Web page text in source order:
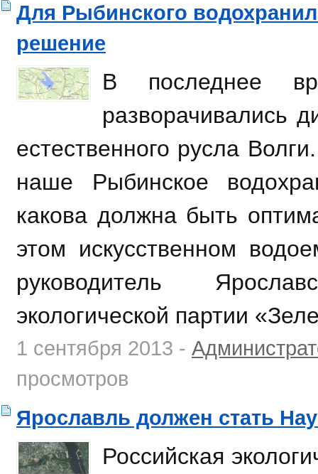
Для Рыбинского
решение
В последнее
разворачивались
естественного русла
наше Рыбинское
какова должна быть
этом искусственном
руководитель
экологической партии
1 сентября 2013 -
просмотров
Ярославль должен стать
Российская